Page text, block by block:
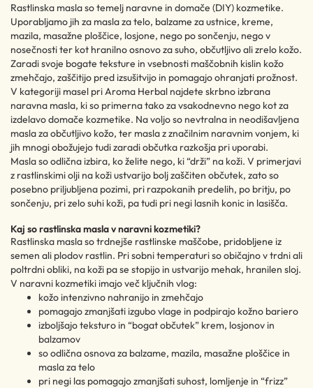
Rastlinska masla so temelj naravne in domače (DIY) kozmetike.
Uporabljamo jih za masla za telo, balzame za ustnice, kreme,
mazila, masažne ploščice, losjone, nego po sončenju, nego v
nosečnosti ter kot hranilno osnovo za suho, občutljivo ali zrelo kožo.
Zaradi svoje bogate teksture in vsebnosti maščobnih kislin kožo
zmehčajo, zaščitijo pred izsušitvijo in pomagajo ohranjati prožnost.
V kategoriji masel pri Aroma Herbal najdete skrbno izbrana
naravna masla, ki so primerna tako za vsakodnevno nego kot za
izdelavo domače kozmetike. Na voljo so nevtralna in neodišavljena
masla za občutljivo kožo, ter masla z značilnim naravnim vonjem, ki
jih mnogi obožujejo tudi zaradi občutka razkošja pri uporabi.
Masla so odlična izbira, ko želite nego, ki “drži” na koži. V primerjavi
z rastlinskimi olji na koži ustvarijo bolj zaščiten občutek, zato so
posebno priljubljena pozimi, pri razpokanih predelih, po britju, po
sončenju, pri zelo suhi koži, pa tudi pri negi lasnih konic in lasišča.
Kaj so rastlinska masla v naravni kozmetiki?
Rastlinska masla so trdnejše rastlinske maščobe, pridobljene iz
semen ali plodov rastlin. Pri sobni temperaturi so običajno v trdni ali
poltrdni obliki, na koži pa se stopijo in ustvarijo mehak, hranilen sloj.
V naravni kozmetiki imajo več ključnih vlog:
kožo intenzivno nahranijo in zmehčajo
pomagajo zmanjšati izgubo vlage in podpirajo kožno bariero
izboljšajo teksturo in “bogat občutek” krem, losjonov in
balzamov
so odlična osnova za balzame, mazila, masažne ploščice in
masla za telo
pri negi las pomagajo zmanjšati suhost, lomljenje in “frizz”